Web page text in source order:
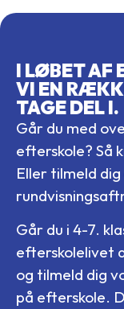
I LØBET AF
VI EN
TAGE DEL I.
Går du med
efterskole? Så
Eller tilmeld
Går du i 4-7.
efterskolelivet
og tilmeld dig
på efterskole.